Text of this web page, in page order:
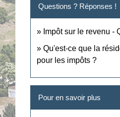
Questions ? Réponses !
Impôt sur le revenu -
Qu'est-ce que la
pour les impôts ?
Pour en savoir plus